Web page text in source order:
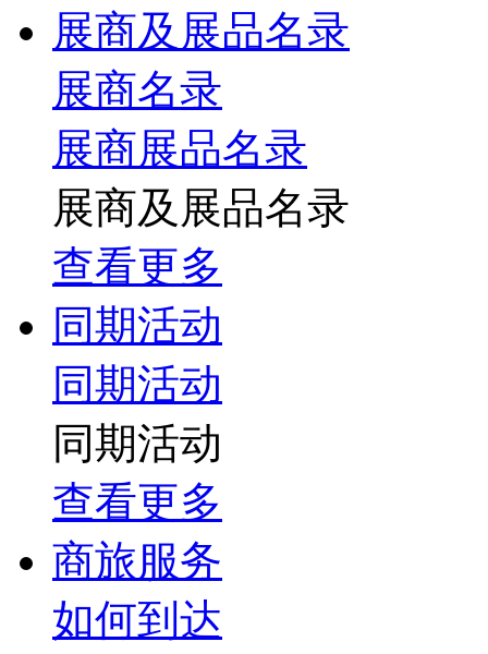
展商及展品名录
展商名录
展商展品名录
展商及展品名录
查看更多
同期活动
同期活动
同期活动
查看更多
商旅服务
如何到达